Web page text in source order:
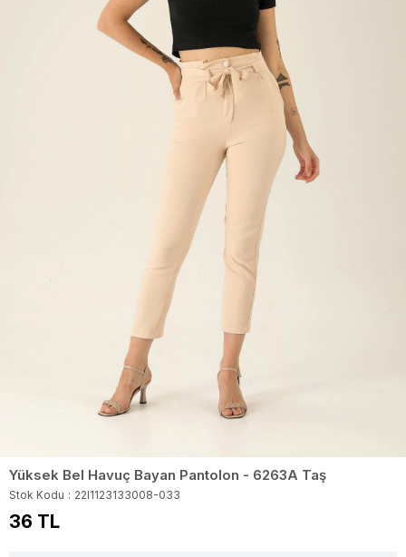
Yüksek Bel Havuç Bayan Pantolon - 6263A Taş
Stok Kodu 22I1123133008-033
36 TL